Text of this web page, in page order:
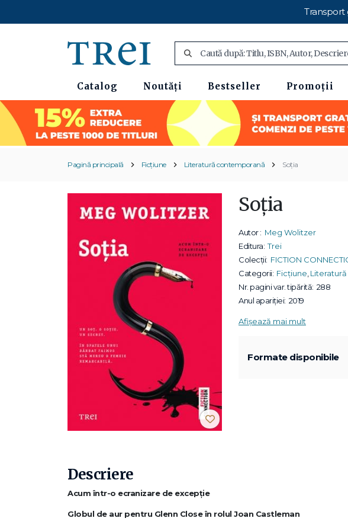
Transport
Catalog Noutăți Bestseller Promoții
Pagină principală Ficțiune Literatură contemporană Soția
Soția
Autor : Meg Wolitzer
Editura: Trei
Colecții: FICTION
Categorii: Ficțiune
Nr. pagini var. tipărită: 288
Anul apariției: 2019
Afișează mai mult
Formate disponibile
Descriere
Acum într-o ecranizare de excepție
Globul de aur pentru Glenn Close în rolul Joan Castleman